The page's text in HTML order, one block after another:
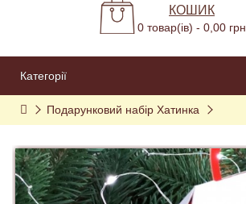
КОШИК
0 товар(ів) - 0,00 грн
Категорії
Подарунковий набір Хатинка